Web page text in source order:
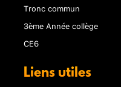
Tronc commun
3ème Année collège
CE6
Liens utiles